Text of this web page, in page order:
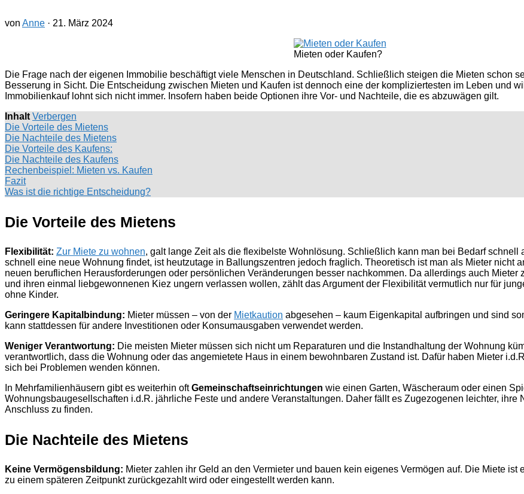
von Anne · 21. März 2024
Mieten oder Kaufen?
Die Frage nach der eigenen Immobilie beschäftigt viele Menschen in Deutschland. Schließlich steigen die Mieten schon
Besserung in Sicht. Die Entscheidung zwischen Mieten und Kaufen ist dennoch eine der kompliziertesten im Leben und
Immobilienkauf lohnt sich nicht immer. Insofern haben beide Optionen ihre Vor- und Nachteile, die es abzuwägen gilt.
Inhalt Verbergen
Die Vorteile des Mietens
Die Nachteile des Mietens
Die Vorteile des Kaufens:
Die Nachteile des Kaufens
Rechenbeispiel: Mieten vs. Kaufen
Fazit
Was ist die richtige Entscheidung?
Die Vorteile des Mietens
Flexibilität: Zur Miete zu wohnen, galt lange Zeit als die flexibelste Wohnlösung. Schließlich kann man bei Bedarf schnell
schnell eine neue Wohnung findet, ist heutzutage in Ballungszentren jedoch fraglich. Theoretisch ist man als Mieter nicht
neuen beruflichen Herausforderungen oder persönlichen Veränderungen besser nachkommen. Da allerdings auch Mieter
und ihren einmal liebgewonnenen Kiez ungern verlassen wollen, zählt das Argument der Flexibilität vermutlich nur für
ohne Kinder.
Geringere Kapitalbindung: Mieter müssen – von der Mietkaution abgesehen – kaum Eigenkapital aufbringen und sind
kann stattdessen für andere Investitionen oder Konsumausgaben verwendet werden.
Weniger Verantwortung: Die meisten Mieter müssen sich nicht um Reparaturen und die Instandhaltung der Wohnung
verantwortlich, dass die Wohnung oder das angemietete Haus in einem bewohnbaren Zustand ist. Dafür haben Mieter
sich bei Problemen wenden können.
In Mehrfamilienhäusern gibt es weiterhin oftGemeinschaftseinrichtungen wie einen Garten, Wäscheraum oder einen
Wohnungsbaugesellschaften i.d.R. jährliche Feste und andere Veranstaltungen. Daher fällt es Zugezogenen leichter, ihre
Anschluss zu finden.
Die Nachteile des Mietens
Keine Vermögensbildung: Mieter zahlen ihr Geld an den Vermieter und bauen kein eigenes Vermögen auf. Die Miete ist
zu einem späteren Zeitpunkt zurückgezahlt wird oder eingestellt werden kann.